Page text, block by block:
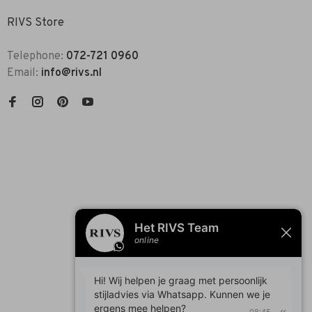
RIVS Store
Telephone: 072-721 0960
Email: info@rivs.nl